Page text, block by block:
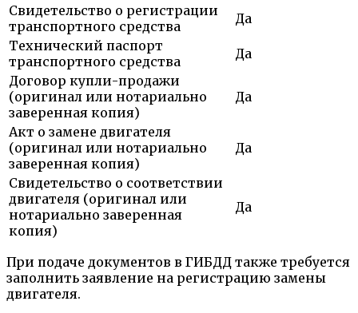
Свидетельство о регистрации
транспортного средства
Да
Технический паспорт
транспортного средства
Да
Договор купли-продажи
(оригинал или нотариально
заверенная копия)
Да
Акт о замене двигателя
(оригинал или нотариально
заверенная копия)
Да
Свидетельство о соответствии
двигателя (оригинал или
нотариально заверенная
копия)
Да
При подаче документов в ГИБДД также требуется
заполнить заявление на регистрацию замены
двигателя.